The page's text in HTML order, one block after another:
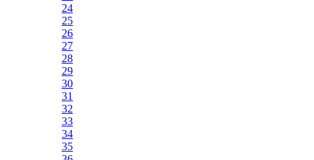
24
25
26
27
28
29
30
31
32
33
34
35